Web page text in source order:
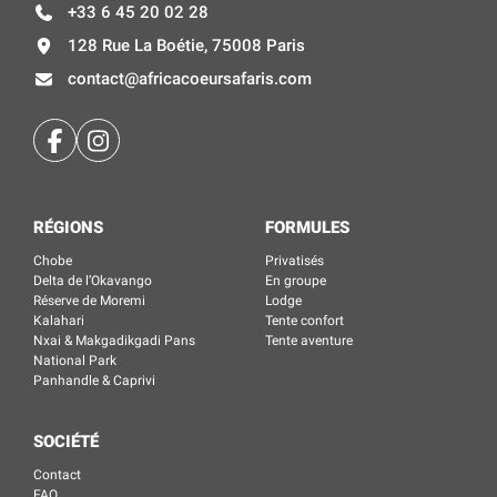
+33 6 45 20 02 28
128 Rue La Boétie, 75008 Paris
contact@africacoeursafaris.com
RÉGIONS
Chobe
Delta de l’Okavango
Réserve de Moremi
Kalahari
Nxai & Makgadikgadi Pans
National Park
Panhandle & Caprivi
FORMULES
Privatisés
En groupe
Lodge
Tente confort
Tente aventure
SOCIÉTÉ
Contact